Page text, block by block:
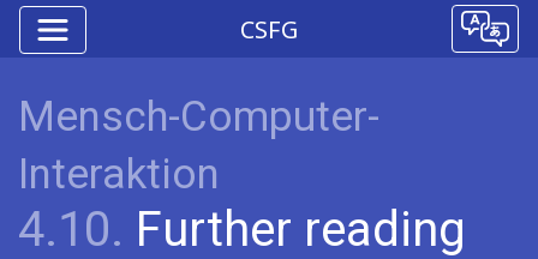
CSFG
Mensch-Computer-
Interaktion
4.10. Further reading